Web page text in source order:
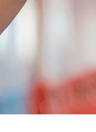
i